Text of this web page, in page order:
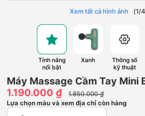
Xem tất cả hình ảnh (1/4
Tính năng
nổi bật
Xanh
Thông số
kỹ thuật
Máy Massage Cầm Tay Mini
1.190.000 ₫
1.850.000 ₫
Lựa chọn màu và xem địa chỉ còn hàng